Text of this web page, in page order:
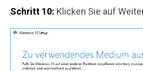
Schritt 10: Klicken Sie auf